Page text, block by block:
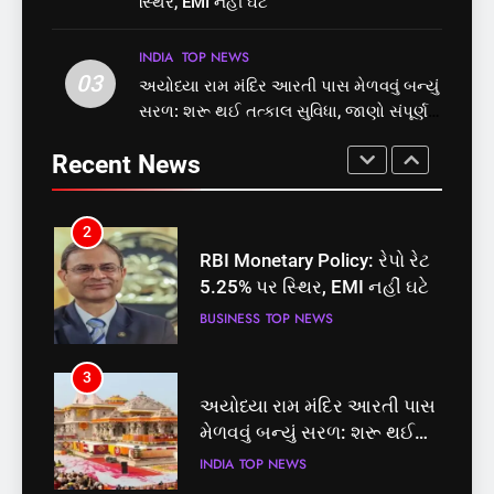
5.25% પર સ્થિર, EMI નહીં ઘટે
અયોધ્યા રામ મંદિર આરતી પાસ
મેળવવું બન્યું સરળ: શરૂ થઈ
તત્કાલ સુવિધા, જાણો સંપૂર્ણ
INDIA TOP NEWS
4
‘ગજિની’ અને ‘લગાન’ ફેમ
અભિનેતા પ્રદીપ રાવતનું 74
વર્ષની વયે નિધન, બ્લડ કેન્સર
ENTERTAINMENT TOP NEWS
5
કોડીનારના છારા દરિયાકાંઠે પાંચ
કિશોરો ડૂબ્યા, 3નો બચાવ, 2
લાપતા
GUJARAT TOP NEWS
03
INDIA TOP NEWS
અયોધ્યા રામ મંદિર આરતી પાસ મેળવવું બન્યું
સરળ: શરૂ થઈ તત્કાલ સુવિધા, જાણો સંપૂર્ણ
Recent News
INDIA TOP NEWS
2
5.25% પર સ્થિર, EMI નહીં ઘટે
BUSINESS TOP NEWS
3
અયોધ્યા રામ મંદિર આરતી પાસ
મેળવવું બન્યું સરળ: શરૂ થઈ
4
‘ગજિની’ અને ‘લગાન’ ફેમ
અભિનેતા પ્રદીપ રાવતનું 74